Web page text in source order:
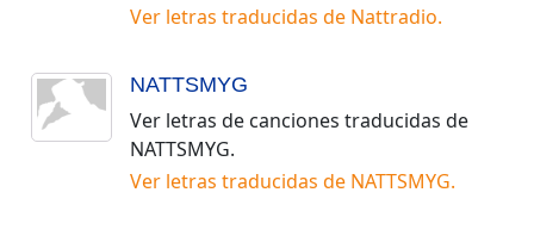
Ver letras traducidas de Nattradio.
NATTSMYG
Ver letras de canciones traducidas de
NATTSMYG.
Ver letras traducidas de NATTSMYG.